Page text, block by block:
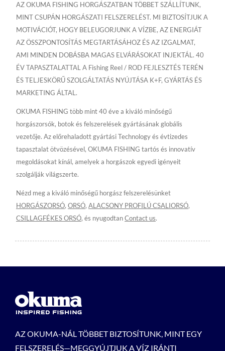
AZ OKUMA FISHING HORGÁSZATBAN TÖBBET SZÁLLÍTUNK,
MINT CSUPÁN HORGÁSZATI FELSZERELÉST. MI BIZTOSÍTJUK A
MOTIVÁCIÓT, HOGY BELEUGORJUNK A VÍZBE, AZ ENERGIÁT
AZ ÖSSZPONTOSÍTÁS MEGTARTÁSÁHOZ ÉS AZ IZGALMAT,
AMI MINDEN DOBÁSBA MAGAS ELVÁRÁSOKAT INJEKTÁL. 40
ÉV TAPASZTALATTAL A Fishing Reel / ROD FEJLESZTÉS TERÉN
ÉS TELJESKÖRŰ SZOLGÁLTATÁS NYÚJTÁSA K+F, GYÁRTÁS ÉS
MARKETING ÁLTAL.
OKUMA FISHING több mint 40 éve a kiváló minőségű
horgászorsók, botok és felszerelések gyártásának globális
vezetője. Az előrehaladott gyártási Technology és évtizedes
tapasztalat ötvözésével, OKUMA FISHING tartós és innovatív
megoldásokat kínál, amelyek a horgászok egyedi igényeit
szolgálják világszerte.
Nézd meg a kiváló minőségű horgász felszerelésünket
HORGÁSZORSÓ, ORSÓ, ALACSONY PROFILÚ CSALIORSÓ,
CSILLAGFÉKES ORSÓ, és nyugodtanContact us.
AZ OKUMA-NÁL TÖBBET BIZTOSÍTUNK, MINT EGY
FELSZERELÉS—MEGGYÚJTJUK A VÍZ IRÁNTI